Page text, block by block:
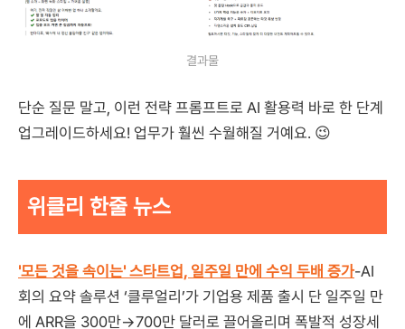
결과물
단순 질문 말고, 이런 전략 프롬프트로 AI 활용력 바로 한 단계
업그레이드하세요! 업무가 훨씬 수월해질 거예요. 😉
위클리 한줄 뉴스
'모든 것을 속이는' 스타트업, 일주일 만에 수익 두배 증가-AI
회의 요약 솔루션 ‘클루얼리’가 기업용 제품 출시 단 일주일 만
에 ARR을 300만→700만 달러로 끌어올리며 폭발적 성장세